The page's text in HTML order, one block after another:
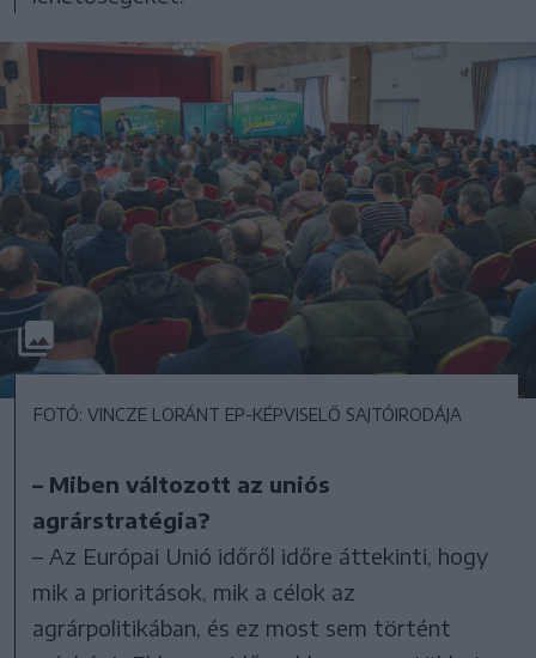
FOTÓ: VINCZE LORÁNT EP-KÉPVISELŐ SAJTÓIRODÁJA
– Miben változott az uniós
agrárstratégia?
– Az Európai Unió időről időre áttekinti, hogy
mik a prioritások, mik a célok az
agrárpolitikában, és ez most sem történt